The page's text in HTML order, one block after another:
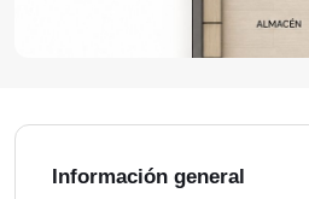
Información general